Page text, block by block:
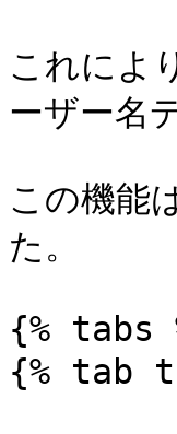
これによ
ーザー名
この機能
た。
{% tabs
{% tab